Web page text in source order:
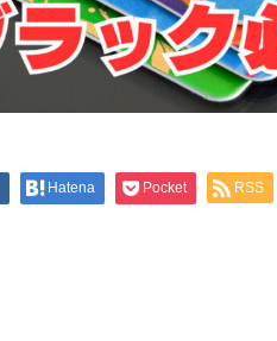
Hatena Pocket RSS